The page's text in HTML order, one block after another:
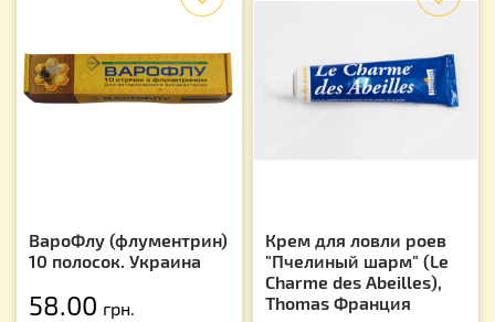
ВароФлу (флументрин)
10 полосок. Украина
58.00 грн.
Крем для ловли роев
"Пчелиный шарм" (Le
Charme des Abeilles),
Thomas Франция